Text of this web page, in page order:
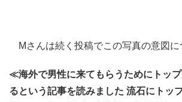
Mさんは続く投稿でこの写真の意図に
≪海外で男性に来てもらうためにトッ
るという記事を読みました 流石にトッ